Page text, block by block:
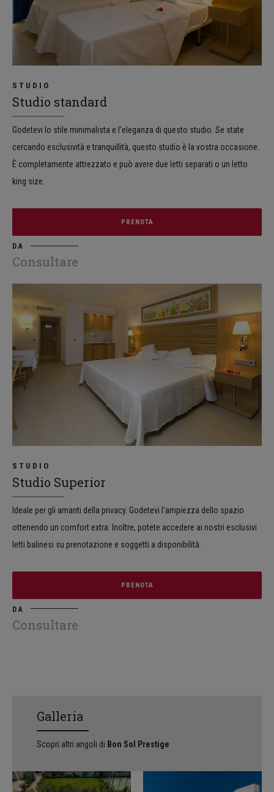
STUDIO
Studio standard
Godetevi lo stile minimalista e l’eleganza di questo studio. Se state
cercando esclusività e tranquillità, questo studio è la vostra occasione.
È completamente attrezzato e può avere due letti separati o un letto
king size.
PRENOTA
DA
Consultare
STUDIO
Studio Superior
Ideale per gli amanti della privacy. Godetevi l’ampiezza dello spazio
ottenendo un comfort extra. Inoltre, potete accedere ai nostri esclusivi
letti balinesi su prenotazione e soggetti a disponibilità.
PRENOTA
DA
Consultare
Galleria
Scopri altri angoli di Bon Sol Prestige